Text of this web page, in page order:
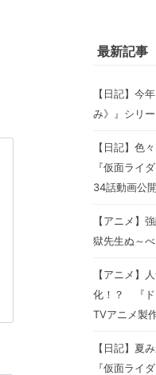
最新記事
【日記】今
み》』シリ
【日記】色
『仮面ライ
34話動画公開
【アニメ】
獄先生ぬ～
【アニメ】
化！？ 『ド
TVアニメ製
【日記】夏
『仮面ライ